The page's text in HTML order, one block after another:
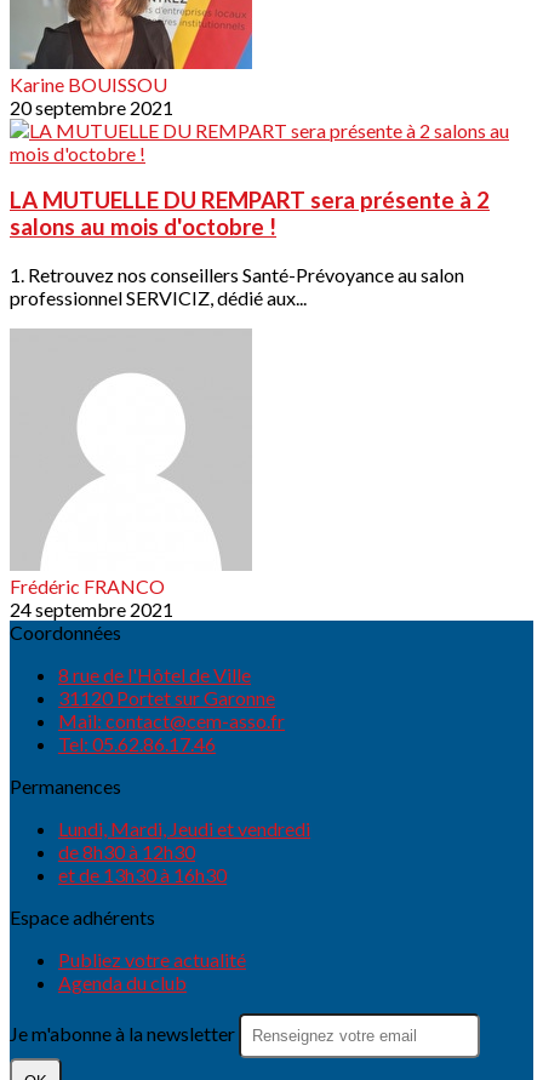
Karine BOUISSOU
20 septembre 2021
LA MUTUELLE DU REMPART sera présente à 2
salons au mois d'octobre !
1. Retrouvez nos conseillers Santé-Prévoyance au salon
professionnel SERVICIZ, dédié aux...
Frédéric FRANCO
24 septembre 2021
Coordonnées
8 rue de l'Hôtel de Ville
31120 Portet sur Garonne
Mail: contact@cem-asso.fr
Tel: 05.62.86.17.46
Permanences
Lundi, Mardi, Jeudi et vendredi
de 8h30 à 12h30
et de 13h30 à 16h30
Espace adhérents
Publiez votre actualité
Agenda du club
Je m'abonne à la newsletter